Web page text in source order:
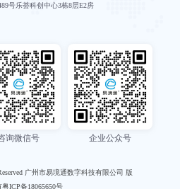
号乐荟科创中心3栋8层E2房
询微信号 企业公众号
广州市易境通数字科技有限公司 版
ICP备18065650号